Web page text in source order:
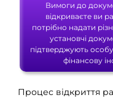
Вимоги до
відкриваєте ви
потрібно надати
установчі
підтверджують
фінансову
Процес відкриття